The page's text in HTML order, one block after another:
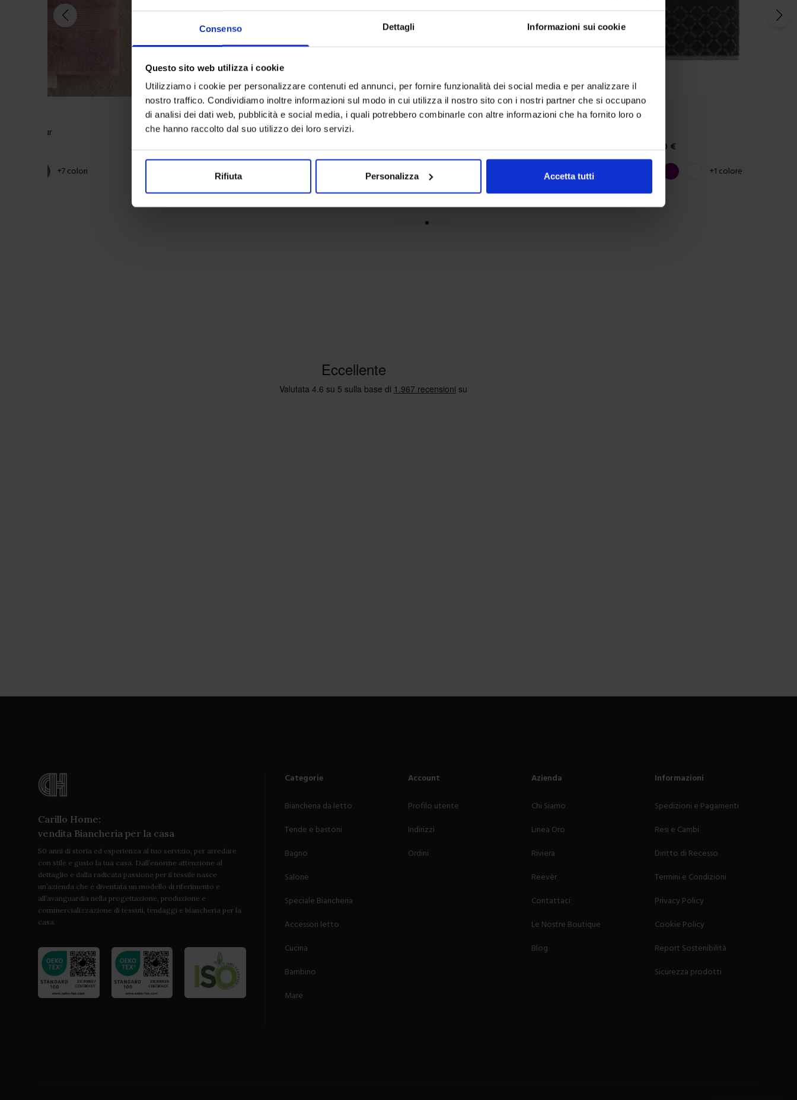
Consenso Dettagli Informazioni sui cookie
Questo sito web utilizza i cookie
Utilizziamo i cookie per personalizzare contenuti ed annunci, per fornire funzionalità dei social media e per analizzare il
nostro traffico. Condividiamo inoltre informazioni sul modo in cui utilizza il nostro sito con i nostri partner che si occupano
di analisi dei dati web, pubblicità e social media, i quali potrebbero combinarle con altre informazioni che ha fornito loro o
che hanno raccolto dal suo utilizzo dei loro servizi.
Rifiuta Personalizza Accetta tutti
Glamour
Grigio scuro
+7colori
Riviera
Telo Bagno Flower
Colori disponibili
Carta da zucchero
GrigioMarrone
Riviera
Colori disponibili
Grigio Blue
Riviera
30,00 €
Colori disponibili
Grigio Viola Bianco+1 colore
Carillo Home:
vendita Biancheria per la casa
50 anni di storia ed esperienza al tuo servizio, per arredare
con stile e gusto la tua casa. Dall’enorme attenzione al
dettaglio e dalla radicata passione per il tessile nasce
un’azienda che è diventata un modello di riferimento e
all’avanguardia nella progettazione, produzione e
commercializzazione di tessuti, tendaggi e biancheria per la
casa.
Categorie
Biancheria da letto
Tende e bastoni
Bagno
Salone
Speciale Biancheria
Accessori letto
Cucina
Bambino
Mare
Account
Profilo utente
Indirizzi
Ordini
Azienda
Chi Siamo
Linea Oro
Riviera
Reevèr
Contattaci
Le Nostre Boutique
Blog
Informazioni
Spedizioni e Pagamenti
Resi e Cambi
Diritto di Recesso
Termini e Condizioni
Privacy Policy
Cookie Policy
Report Sostenibilità
Sicurezza prodotti